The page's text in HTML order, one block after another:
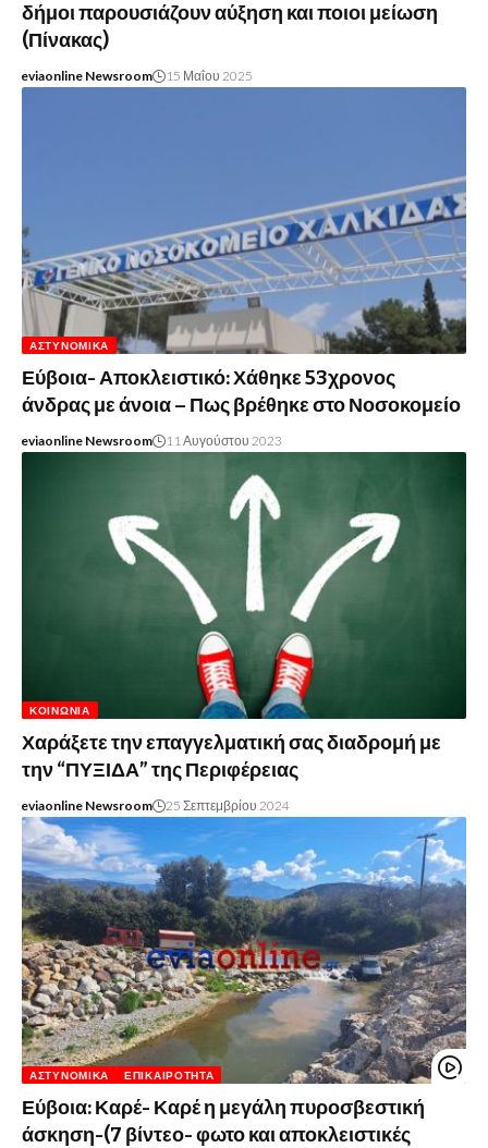
δήμοι παρουσιάζουν αύξηση και ποιοι μείωση
(Πίνακας)
eviaonline Newsroom 15 Μαΐου 2025
ΑΣΤΥΝΟΜΙΚΆ
Εύβοια- Αποκλειστικό: Χάθηκε 53χρονος
άνδρας με άνοια – Πως βρέθηκε στο Νοσοκομείο
eviaonline Newsroom 11 Αυγούστου 2023
ΚΟΙΝΩΝΊΑ
Χαράξετε την επαγγελματική σας διαδρομή με
την “ΠΥΞΙΔΑ” της Περιφέρειας
eviaonline Newsroom 25 Σεπτεμβρίου 2024
ΑΣΤΥΝΟΜΙΚΆ ΕΠΙΚΑΙΡΌΤΗΤΑ
Εύβοια: Καρέ- Καρέ η μεγάλη πυροσβεστική
άσκηση-(7 βίντεο- φωτο και αποκλειστικές